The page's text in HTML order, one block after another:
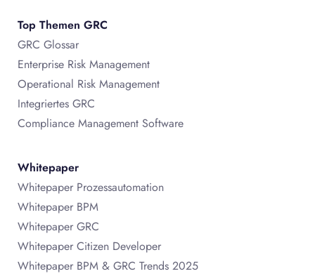
Top Themen GRC
GRC Glossar
Enterprise Risk Management
Operational Risk Management
Integriertes GRC
Compliance Management Software
Whitepaper
Whitepaper Prozessautomation
Whitepaper BPM
Whitepaper GRC
Whitepaper Citizen Developer
Whitepaper BPM & GRC Trends 2025